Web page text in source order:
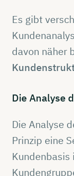
Es gibt
davon näher
DieAnalyse
Die Analyse
Prinzip eine